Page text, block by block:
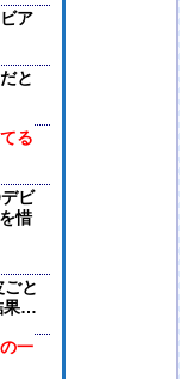
ア
と
る
ビ
惜
ごと
果…
一